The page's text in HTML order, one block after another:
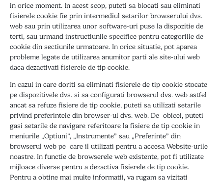
in orice moment. In acest scop, puteti sa blocati sau eliminati
fisierele cookie fie prin intermediul setarilor browserului dvs.
web sau prin utilizarea unor software-uri puse la dispozitie de
terti, sau urmand instructiunile specifice pentru categoriile de
cookie din sectiunile urmatoare. In orice situatie, pot aparea
probleme legate de utilizarea anumitor parti ale site-ului web
daca dezactivati fisierele de tip cookie.
In cazul in care doriti sa eliminati fisierele de tip cookie stocate
pe dispozitivele dvs. si sa configurati browserul dvs. web astfel
ancat sa refuze fisiere de tip cookie, puteti sa utilizati setarile
privind preferintele din browser-ul dvs. web. De obicei, puteti
gasi setarile de navigare referitoare la fisiere de tip cookie in
meniurile „Optiuni”, „Instrumente” sau „Preferinte” din
browserul web pe care il utilizati pentru a accesa Website-urile
noastre. In functie de browserele web existente, pot fi utilizate
mijloace diverse pentru a dezactiva fisierele de tip cookie.
Pentru a obtine mai multe informatii, va rugam sa vizitati